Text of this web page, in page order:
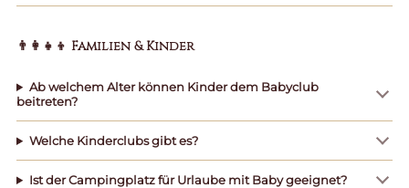
👨‍👩‍👧‍👦 Familien & Kinder
Ab welchem Alter können Kinder dem Babyclub
beitreten?
Welche Kinderclubs gibt es?
Ist der Campingplatz für Urlaube mit Baby geeignet?